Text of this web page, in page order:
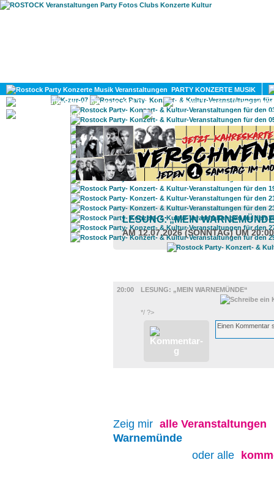
PARTY KONZERTE MUSIK
KULTUR
GAY
LESUNG: „MEIN
AM 12.07.2026 (SONNTAG) UM
20:00
LESUNG: „MEIN WARNEMÜNDE“
*/ ?>
Zeig mir alle Veranstaltungen
Warnemünde
oder alle